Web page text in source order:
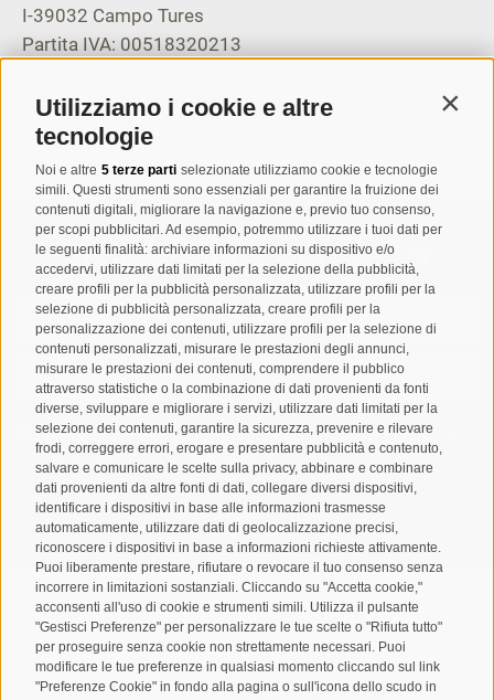
Utilizziamo i cookie e altre
tecnologie
Noi e altre 5 terze parti selezionate utilizziamo cookie e tecnologie
simili. Questi strumenti sono essenziali per garantire la fruizione dei
contenuti digitali, migliorare la navigazione e, previo tuo consenso,
per scopi pubblicitari. Ad esempio, potremmo utilizzare i tuoi dati per
le seguenti finalità: archiviare informazioni su dispositivo e/o
accedervi, utilizzare dati limitati per la selezione della pubblicità,
creare profili per la pubblicità personalizzata, utilizzare profili per la
selezione di pubblicità personalizzata, creare profili per la
personalizzazione dei contenuti, utilizzare profili per la selezione di
contenuti personalizzati, misurare le prestazioni degli annunci,
misurare le prestazioni dei contenuti, comprendere il pubblico
attraverso statistiche o la combinazione di dati provenienti da fonti
diverse, sviluppare e migliorare i servizi, utilizzare dati limitati per la
selezione dei contenuti, garantire la sicurezza, prevenire e rilevare
frodi, correggere errori, erogare e presentare pubblicità e contenuto,
salvare e comunicare le scelte sulla privacy, abbinare e combinare
dati provenienti da altre fonti di dati, collegare diversi dispositivi,
identificare i dispositivi in base alle informazioni trasmesse
automaticamente, utilizzare dati di geolocalizzazione precisi,
riconoscere i dispositivi in base a informazioni richieste attivamente.
Puoi liberamente prestare, rifiutare o revocare il tuo consenso senza
incorrere in limitazioni sostanziali. Cliccando su "Accetta cookie,"
acconsenti all'uso di cookie e strumenti simili. Utilizza il pulsante
"Gestisci Preferenze" per personalizzare le tue scelte o "Rifiuta tutto"
per proseguire senza cookie non strettamente necessari. Puoi
modificare le tue preferenze in qualsiasi momento cliccando sul link
"Preferenze Cookie" in fondo alla pagina o sull'icona dello scudo in
I-39032 Campo Tures
Partita IVA: 00518320213
T+39 0474 678076
info@taufers.com
Registrazione Newsletter
Letto e compreso laprivacy policy, autorizzo il Titolare al
trattamento dei dati personali
ABBONARSI
Mappa del sito • Credits • Cookie Policy • Privacy •
Preferenze Cookies • created with passion by